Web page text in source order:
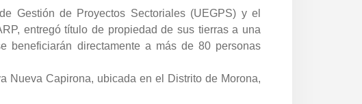
Gestión de Proyectos Sectoriales (UEGPS) y el
entregó título de propiedad de sus tierras a una
beneficiarán directamente a más de 80 personas
Nueva Capirona, ubicada en el Distrito de Morona,